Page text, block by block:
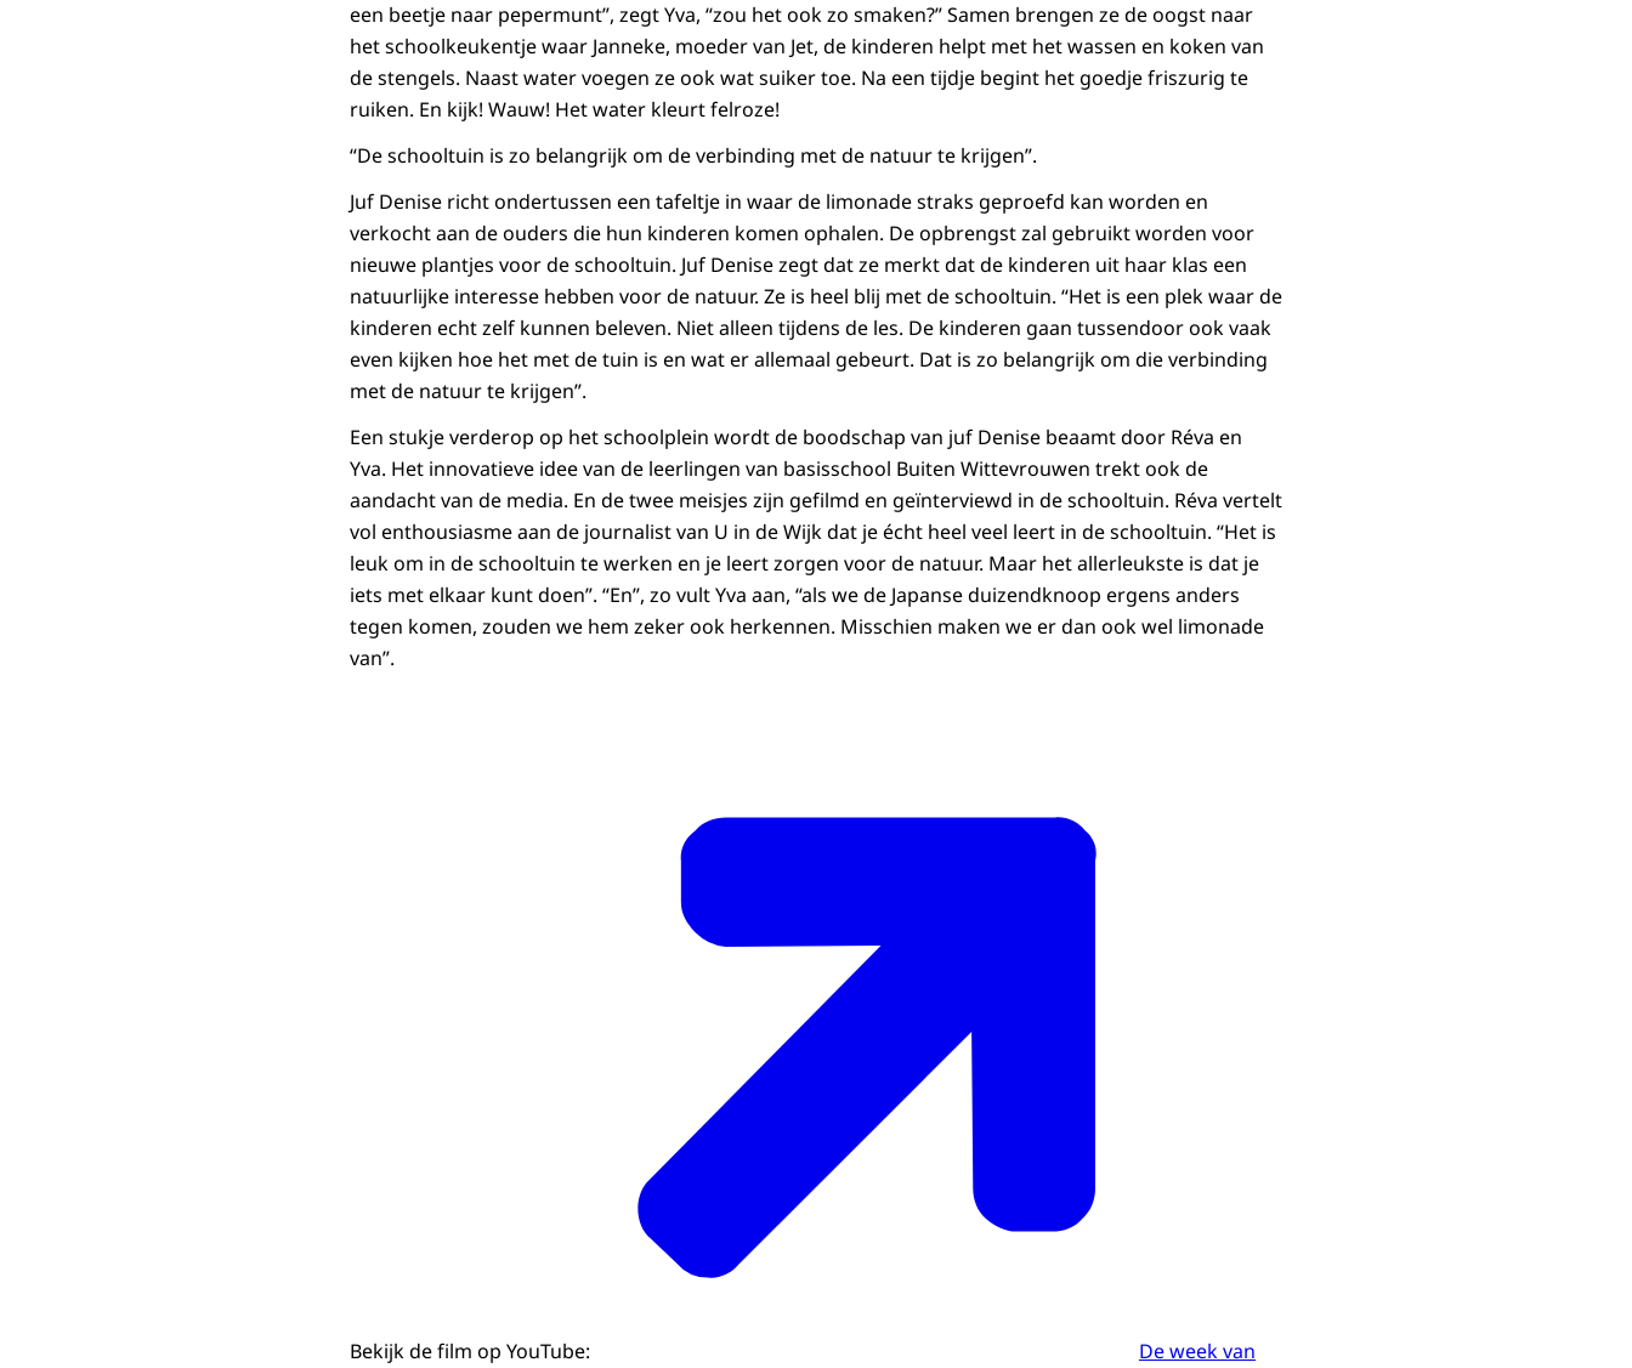
een beetje naar pepermunt”, zegt Yva, “zou het ook zo smaken?” Samen brengen ze de oogst naar
het schoolkeukentje waar Janneke, moeder van Jet, de kinderen helpt met het wassen en koken van
de stengels. Naast water voegen ze ook wat suiker toe. Na een tijdje begint het goedje friszurig te
ruiken. En kijk! Wauw! Het water kleurt felroze!
“De schooltuin is zo belangrijk om de verbinding met de natuur te krijgen”.
Juf Denise richt ondertussen een tafeltje in waar de limonade straks geproefd kan worden en
verkocht aan de ouders die hun kinderen komen ophalen. De opbrengst zal gebruikt worden voor
nieuwe plantjes voor de schooltuin. Juf Denise zegt dat ze merkt dat de kinderen uit haar klas een
natuurlijke interesse hebben voor de natuur. Ze is heel blij met de schooltuin. “Het is een plek waar de
kinderen echt zelf kunnen beleven. Niet alleen tijdens de les. De kinderen gaan tussendoor ook vaak
even kijken hoe het met de tuin is en wat er allemaal gebeurt. Dat is zo belangrijk om die verbinding
met de natuur te krijgen”.
Een stukje verderop op het schoolplein wordt de boodschap van juf Denise beaamt door Réva en
Yva. Het innovatieve idee van de leerlingen van basisschool Buiten Wittevrouwen trekt ook de
aandacht van de media. En de twee meisjes zijn gefilmd en geïnterviewd in de schooltuin. Réva vertelt
vol enthousiasme aan de journalist van U in de Wijk dat je écht heel veel leert in de schooltuin. “Het is
leuk om in de schooltuin te werken en je leert zorgen voor de natuur. Maar het allerleukste is dat je
iets met elkaar kunt doen”. “En”, zo vult Yva aan, “als we de Japanse duizendknoop ergens anders
tegen komen, zouden we hem zeker ook herkennen. Misschien maken we er dan ook wel limonade
van”.
Bekijk de film op YouTube:
De week van